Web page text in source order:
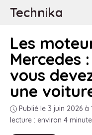
AllerTechnika
Les
Mercedes
vous
une
Publié le 3 juin 2026 à
lecture : environ 4